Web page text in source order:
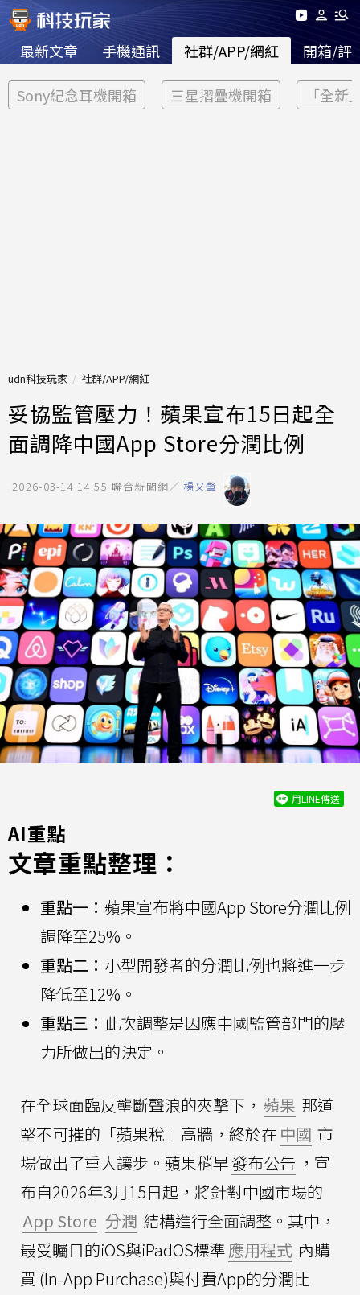
最新文章 手機通訊 社群/APP/網紅 開箱/評
Sony紀念耳機開箱 三星摺疊機開箱 「全新
udn科技玩家 社群/APP/網紅
妥協監管壓力！蘋果宣布15日起全
面調降中國App Store分潤比例
2026-03-14 14:55 聯合新聞網／ 楊又肇
用LINE傳送
AI重點
文章重點整理：
重點一： 蘋果宣布將中國App Store分潤比例
調降至25%。
重點二： 小型開發者的分潤比例也將進一步
降低至12%。
重點三： 此次調整是因應中國監管部門的壓
力所做出的決定。
在全球面臨反壟斷聲浪的夾擊下， 蘋果 那道
堅不可摧的「蘋果稅」高牆，終於在 中國 市
場做出了重大讓步。蘋果稍早發布公告 ，宣
布自2026年3月15日起，將針對中國市場的
App Store 分潤 結構進行全面調整。其中，
最受矚目的iOS與iPadOS標準應用程式 內購
買 (In-App Purchase)與付費App的分潤比